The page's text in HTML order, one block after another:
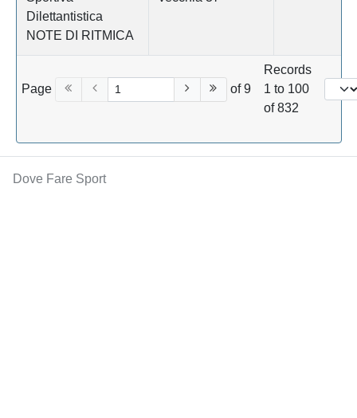
Dilettantistica
NOTE DI RITMICA
Page of 9
Records
1 to 100
of 832
Dove Fare Sport